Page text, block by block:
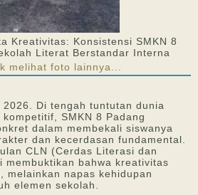
Kreativitas: Konsistensi SMKN 8
Literat Berstandar Interna
melihat foto lainnya...
2026. Di tengah tuntutan dunia
SMKN 8 Padang
dalam membekali siswanya
dan kecerdasan fundamental.
CLN (Cerdas Literasi dan
membuktikan bahwa kreativitas
melainkan napas kehidupan
elemen sekolah.